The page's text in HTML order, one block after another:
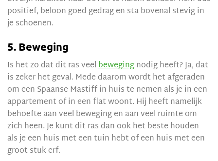
positief, beloon goed gedrag en sta bovenal stevig in
je schoenen.
5. Beweging
Is het zo dat dit ras veelbewegingnodig heeft? Ja, dat
is zeker het geval. Mede daarom wordt het afgeraden
om een Spaanse Mastiff in huis te nemen als je in een
appartement of in een flat woont. Hij heeft namelijk
behoefte aan veel beweging en aan veel ruimte om
zich heen. Je kunt dit ras dan ook het beste houden
als je een huis met een tuin hebt of een huis met een
groot stuk erf.